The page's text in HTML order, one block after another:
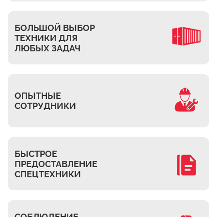
Петровское
Подберёзное
Томилино
Октябрьский
Токарёво
Жилино-1
БОЛЬШОЙ ВЫБОР
ТЕХНИКИ ДЛЯ
ЛЮБЫХ ЗАДАЧ
ОПЫТНЫЕ
СОТРУДНИКИ
БЫСТРОЕ
ПРЕДОСТАВЛЕНИЕ
СПЕЦТЕХНИКИ